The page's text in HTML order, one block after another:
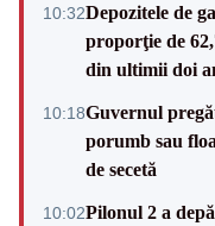
10:32Depozitele de
proporţie de
din ultimii doi
10:18Guvernul
porumb sau
de secetă
10:02Pilonul 2 a